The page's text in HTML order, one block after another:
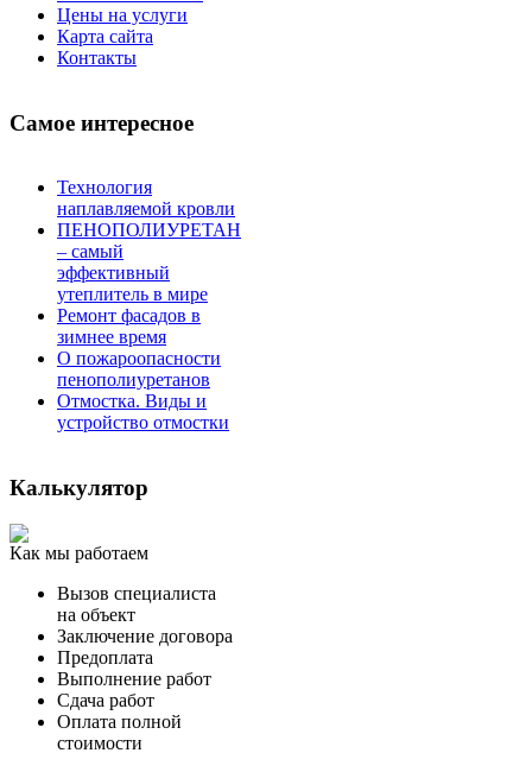
Цены на услуги
Карта сайта
Контакты
Самое интересное
Технология
наплавляемой кровли
ПЕНОПОЛИУРЕТАН
– самый
эффективный
утеплитель в мире
Ремонт фасадов в
зимнее время
О пожароопасности
пенополиуретанов
Отмостка. Виды и
устройство отмостки
Калькулятор
Как мы работаем
Вызов специалиста
на объект
Заключение договора
Предоплата
Выполнение работ
Сдача работ
Оплата полной
стоимости